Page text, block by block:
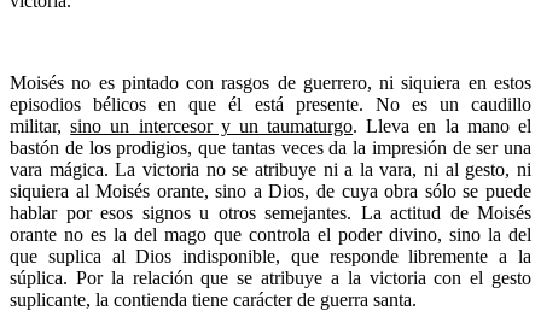
Moisés no es pintado con rasgos de guerrero, ni siquiera en estos
episodios bélicos en que él está presente. No es un caudillo
militar,sino un intercesor y un taumaturgo. Lleva en la mano el
bastón de los prodigios, que tantas veces da la impresión de ser una
vara mágica. La victoria no se atribuye ni a la vara, ni al gesto, ni
siquiera al Moisés orante, sino a Dios, de cuya obra sólo se puede
hablar por esos signos u otros semejantes. La actitud de Moisés
orante no es la del mago que controla el poder divino, sino la del
que suplica al Dios indisponible, que responde libremente a la
súplica. Por la relación que se atribuye a la victoria con el gesto
suplicante, la contienda tiene carácter de guerra santa.